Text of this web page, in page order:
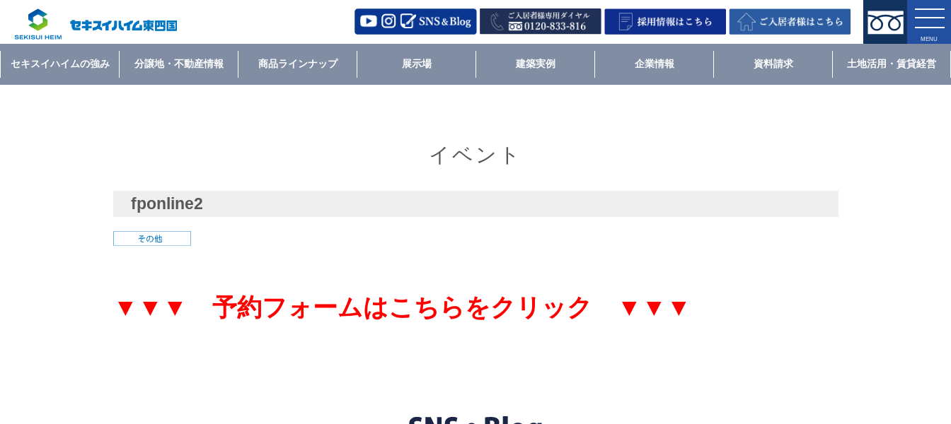
セキスイハイムの強み 分譲地・不動産情報 商品ラインナップ 展示場 建築実例 企業情報 資料請求 土地活用・賃貸経営
イベント
fponline2
▼▼▼ 予約フォームはこちらをクリック ▼▼▼